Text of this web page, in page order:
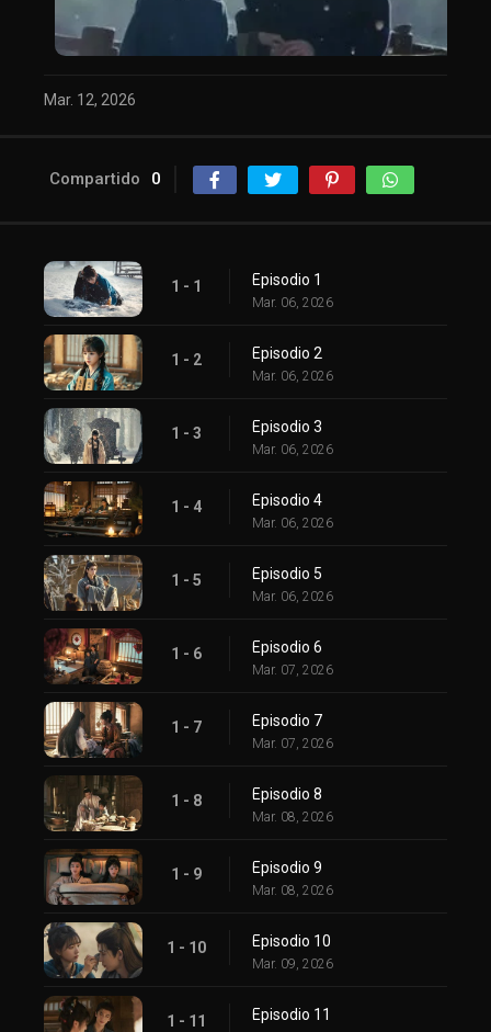
Mar. 12, 2026
Compartido 0
1 - 1 Episodio 1
Mar. 06, 2026
1 - 2 Episodio 2
Mar. 06, 2026
1 - 3 Episodio 3
Mar. 06, 2026
1 - 4 Episodio 4
Mar. 06, 2026
1 - 5 Episodio 5
Mar. 06, 2026
1 - 6 Episodio 6
Mar. 07, 2026
1 - 7 Episodio 7
Mar. 07, 2026
1 - 8 Episodio 8
Mar. 08, 2026
1 - 9 Episodio 9
Mar. 08, 2026
1 - 10 Episodio 10
Mar. 09, 2026
1 - 11 Episodio 11